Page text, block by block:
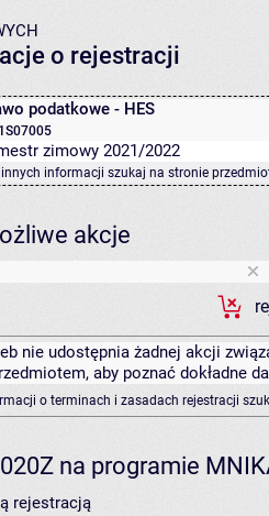
o rejestracji
podatkowe - HES
zimowy 2021/2022
informacji szukaj na stronie
akcje
nie udostępnia żadnej akcji
aby poznać dokładne
o terminach i zasadach rejestracji
na programie
rejestracją